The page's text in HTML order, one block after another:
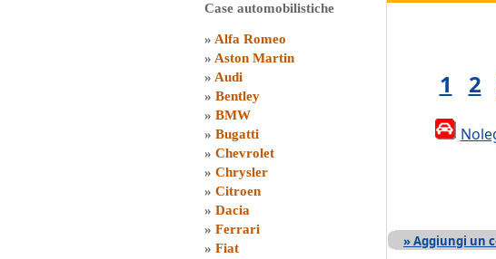
Case automobilistiche
» Alfa Romeo
» Aston Martin
» Audi
» Bentley
» BMW
» Bugatti
» Chevrolet
» Chrysler
» Citroen
» Dacia
» Ferrari
» Fiat
1 2
» Aggiungi un